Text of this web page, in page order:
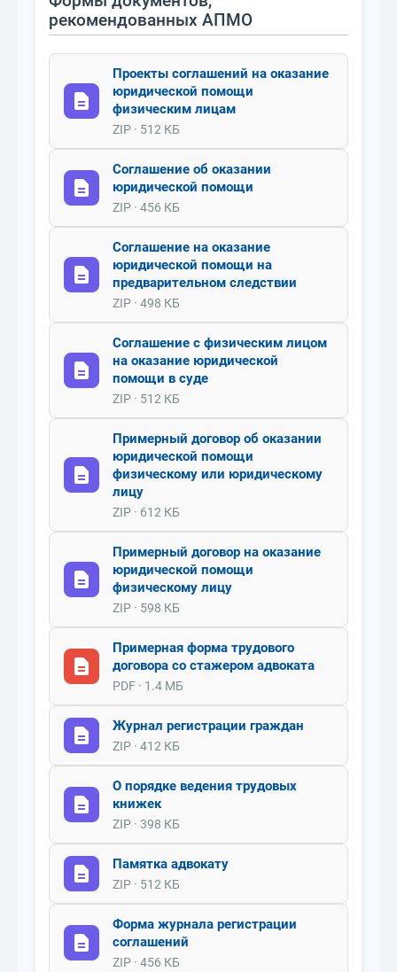
рекомендованных АПМО
Проекты соглашений на оказание
юридической помощи
физическим лицам
ZIP · 512 КБ
Соглашение об оказании
юридической помощи
ZIP · 456 КБ
Соглашение на оказание
юридической помощи на
предварительном следствии
ZIP · 498 КБ
Соглашение с физическим лицом
на оказание юридической
помощи в суде
ZIP · 512 КБ
Примерный договор об оказании
юридической помощи
физическому или юридическому
лицу
ZIP · 612 КБ
Примерный договор на оказание
юридической помощи
физическому лицу
ZIP · 598 КБ
Примерная форма трудового
договора со стажером адвоката
PDF · 1.4 МБ
Журнал регистрации граждан
ZIP · 412 КБ
О порядке ведения трудовых
книжек
ZIP · 398 КБ
Памятка адвокату
ZIP · 512 КБ
Форма журнала регистрации
соглашений
ZIP · 456 КБ